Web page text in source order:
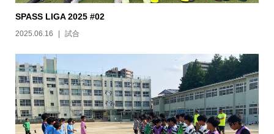
SPASS LIGA 2025 #02
2025.06.16 試合